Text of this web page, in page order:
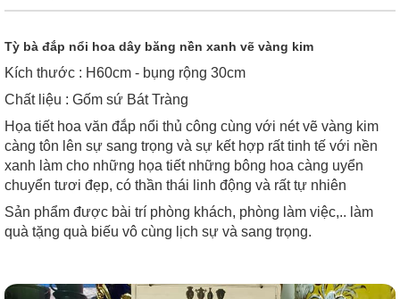
Tỳ bà đắp nổi hoa dây băng nền xanh vẽ vàng kim
Kích thước : H60cm - bụng rộng 30cm
Chất liệu : Gốm sứ Bát Tràng
Họa tiết hoa văn đắp nổi thủ công cùng với nét vẽ vàng kim
càng tôn lên sự sang trọng và sự kết hợp rất tinh tế với nền
xanh làm cho những họa tiết những bông hoa càng uyển
chuyển tươi đẹp, có thần thái linh động và rất tự nhiên
Sản phẩm được bài trí phòng khách, phòng làm việc,.. làm
quà tặng quà biếu vô cùng lịch sự và sang trọng.